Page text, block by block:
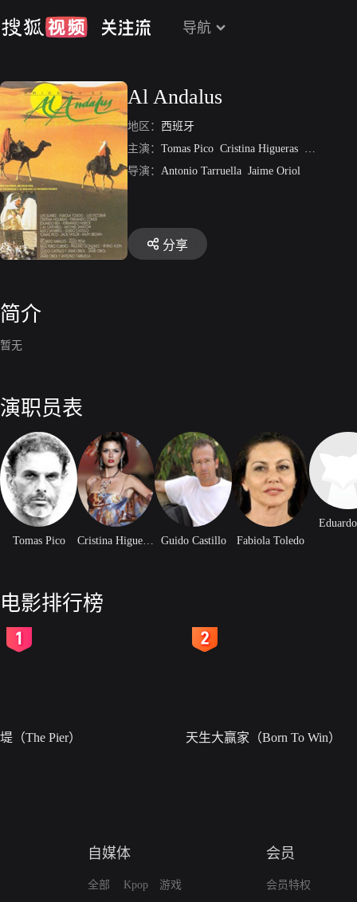
导航
Al Andalus
地区： 西班牙
主演： Tomas Pico Cristina Higueras Guido
导演： Antonio Tarruella Jaime Oriol
分享
简介
暂无
演职员表
Tomas Pico Guido Castillo Fabiola Toledo
电影排行榜
堤（The Pier） 天生大赢家（Born To Win）
自媒体
全部
Kpop
游戏
会员
会员特权